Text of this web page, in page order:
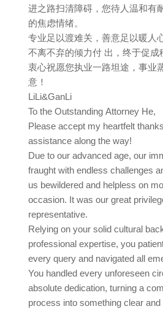
进之路扫清障碍，您待人温和有
的焦虑情绪。
专业足以渡难关，善意足以暖人
不离不弃的倾力付 出，终于促成
衷心祝愿您执业一路坦途，事业
意！
LiLi&GanLi
To the Outstanding Attorney He,
Please accept my heartfelt
assistance along the way!
Due to our advanced age, our
fraught with endless challenges
us bewildered and helpless on
occasion. It was our great
representative.
Relying on your solid cultural
professional expertise, you
every query and navigated all
You handled every unforeseen
absolute dedication, turning a
process into something clear and